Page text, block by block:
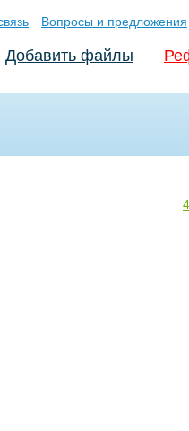
Вопросы и предложения
Добавить файлы